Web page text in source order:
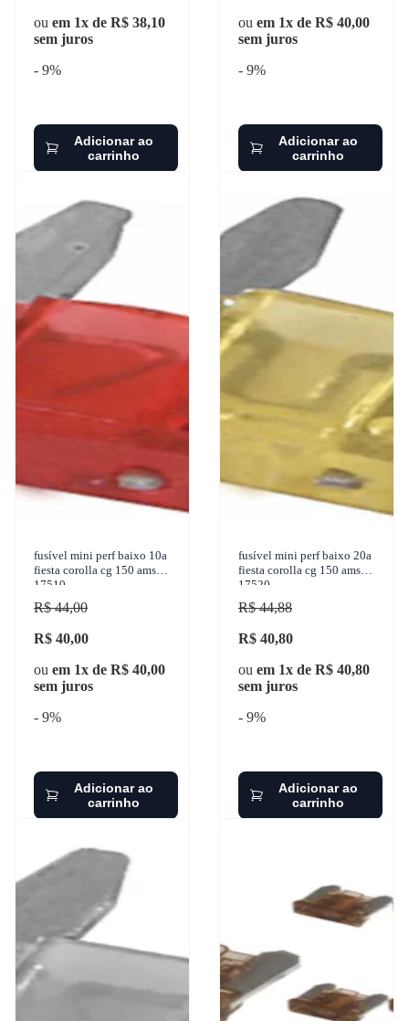
ou em 1x de R$ 38,10
sem juros
- 9%
Adicionar ao
carrinho
ou em 1x de R$ 40,00
sem juros
- 9%
Adicionar ao
carrinho
fusível mini perf baixo 10a
fiesta corolla cg 150 ams
17510
R$ 44,00
R$ 40,00
ou em 1x de R$ 40,00
sem juros
- 9%
Adicionar ao
carrinho
fusível mini perf baixo 20a
fiesta corolla cg 150 ams
17520
R$ 44,88
R$ 40,80
ou em 1x de R$ 40,80
sem juros
- 9%
Adicionar ao
carrinho